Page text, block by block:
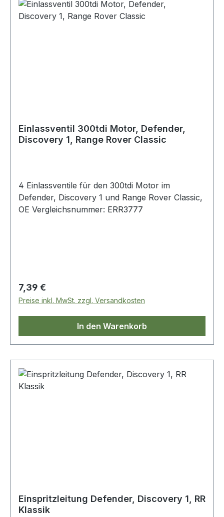
Einlassventil 300tdi Motor, Defender,
Discovery 1, Range Rover Classic
4 Einlassventile für den 300tdi Motor im
Defender, Discovery 1 und Range Rover Classic,
OE Vergleichsnummer: ERR3777
Regulärer Preis:
7,39 €
Preise inkl. MwSt. zzgl. Versandkosten
In den Warenkorb
Einspritzleitung Defender, Discovery 1, RR
Klassik